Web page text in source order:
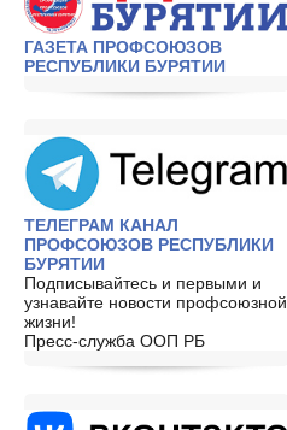
ГАЗЕТА ПРОФСОЮЗОВ
РЕСПУБЛИКИ БУРЯТИИ
ТЕЛЕГРАМ КАНАЛ
ПРОФСОЮЗОВ РЕСПУБЛИКИ
БУРЯТИИ
Подписывайтесь и первыми и
узнавайте новости профсоюзной
жизни!
Пресс-служба ООП РБ